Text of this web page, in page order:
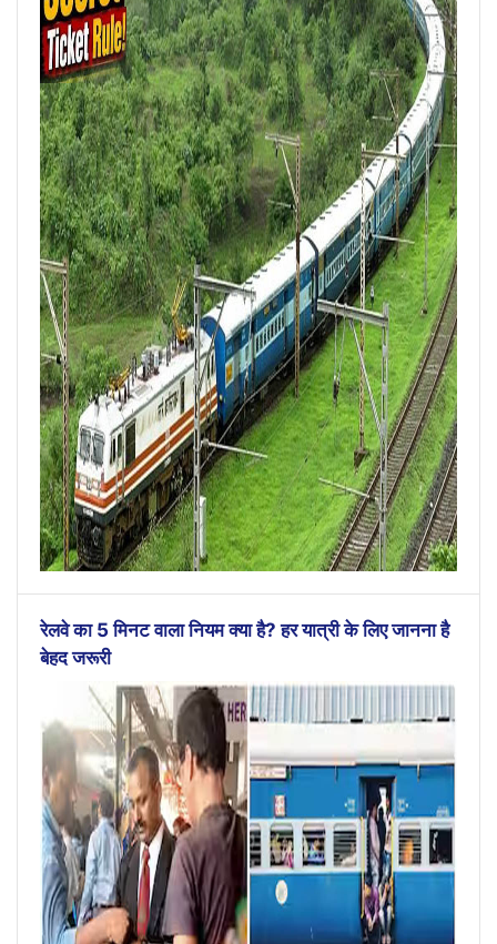
रेलवे का 5 मिनट वाला नियम क्या है? हर यात्री के लिए जानना है
बेहद जरूरी